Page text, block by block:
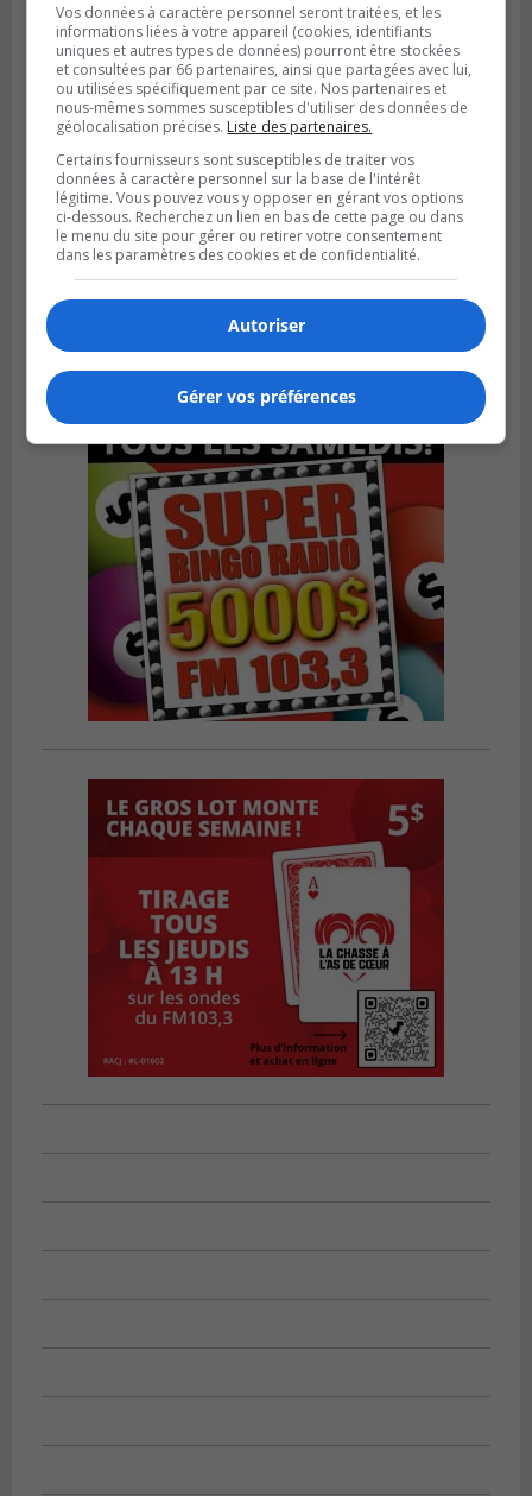
Publié le 5 août 2026 à 08h38
Les Ducs s’inclinent 4‑3 face à ABC 16U
dans un match serré à Longueuil
Vos données à caractère personnel seront traitées, et les
informations liées à votre appareil (cookies, identifiants
uniques et autres types de données) pourront être stockées
et consultées par 66 partenaires, ainsi que partagées avec lui,
ou utilisées spécifiquement par ce site. Nos partenaires et
nous-mêmes sommes susceptibles d'utiliser des données de
géolocalisation précises. Liste des partenaires.
Certains fournisseurs sont susceptibles de traiter vos
données à caractère personnel sur la base de l'intérêt
légitime. Vous pouvez vous y opposer en gérant vos options
ci-dessous. Recherchez un lien en bas de cette page ou dans
le menu du site pour gérer ou retirer votre consentement
dans les paramètres des cookies et de confidentialité.
Autoriser
Gérer vos préférences